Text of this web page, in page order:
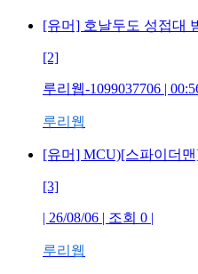
[유머] 호날두도 성접대
[2]
루리웹-1099037706 |
루리웹
[유머] MCU)[스파이더
[3]
| 26/08/06 | 조회 0 |
루리웹